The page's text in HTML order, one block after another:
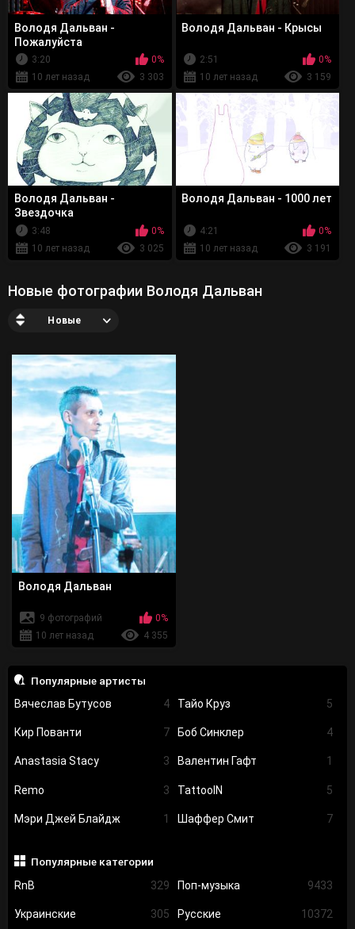
Популярные артисты
Вячеслав Бутусов
4 Тайо Круз 5
Кир Пованти 7 Боб Синклер 4
Anastasia Stacy 3 Валентин Гафт 1
Remo 3 TattooIN 5
Мэри Джей Блайдж 1 Шаффер Смит 7
Популярные категории
RnB
329 Поп-музыка 9433
Украинские 305 Русские 10372
Володя Дальван -
Пожалуйста
3:20
0%
10 лет назад
3 303
Володя Дальван - Крысы
2:51
0%
10 лет назад
3 159
Володя Дальван -
Звездочка
3:48
0%
10 лет назад
3 025
Володя Дальван - 1000 лет
4:21
0%
10 лет назад
3 191
Новые фотографии Володя Дальван
Новые
Володя Дальван
9 фотографий
0%
10 лет назад
4 355